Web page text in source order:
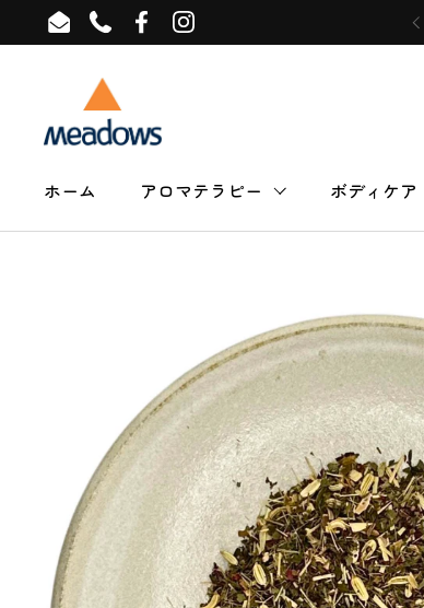
コンテンツへスキップ
EmailPhoneFacebookInstagram
ホーム アロマテラピー ボディケア